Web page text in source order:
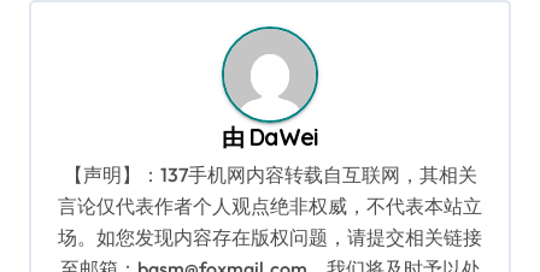
由 DaWei
【声明】：137手机网内容转载自互联网，其相关
言论仅代表作者个人观点绝非权威，不代表本站立
场。如您发现内容存在版权问题，请提交相关链接